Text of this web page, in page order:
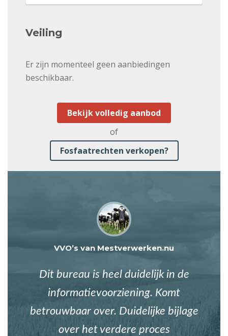
Veiling
Er zijn momenteel geen aanbiedingen
beschikbaar.
Bekijk volledig aanbod
of
Fosfaatrechten verkopen?
VVO’s van Mestverwerken.nu
Dit bureau is heel duidelijk in de
informatievoorziening. Komt
betrouwbaar over. Duidelijke bijlage
over het verdere proces